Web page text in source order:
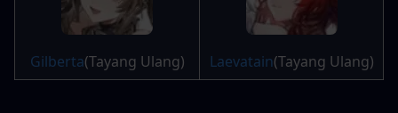
Gilberta(Tayang Ulang) Laevatain(Tayang Ulang)